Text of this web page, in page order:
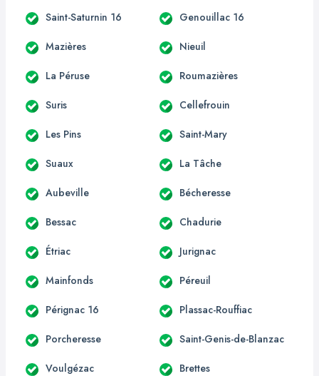
Saint-Saturnin 16 Genouillac 16
Mazières Nieuil
La Péruse Roumazières
Suris Cellefrouin
Les Pins Saint-Mary
Suaux La Tâche
Aubeville Bécheresse
Bessac Chadurie
Étriac Jurignac
Mainfonds Péreuil
Pérignac 16 Plassac-Rouffiac
Porcheresse Saint-Genis-de-Blanzac
Voulgézac Brettes